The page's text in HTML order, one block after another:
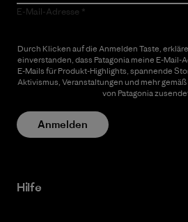
E-Mail-Adresse
Durch Klicken auf die Anmelden Taste,
einverstanden, dass Patagonia meine E-Mail-
E-Mails für Produkt-Highlights, spannende
Aktivismus, Veranstaltungen und mehr
von Patagonia
Anmelden
Hilfe